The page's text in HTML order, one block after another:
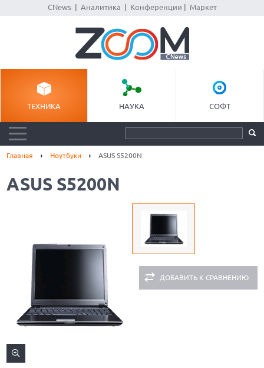
CNews| Аналитика Конференции Маркет
ТЕХНИКА НАУКА СОФТ
Главная Ноутбуки ASUS S5200N
ASUS S5200N
ДОБАВИТЬ К СРАВНЕНИЮ